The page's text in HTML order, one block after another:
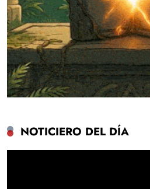
NOTICIERO DEL DÍA